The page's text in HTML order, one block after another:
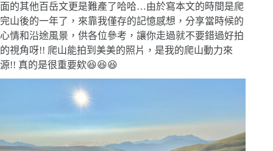
面的其他百岳文更是難產了哈哈…由於寫本文的時間是爬
完山後的一年了，來靠我僅存的記憶感想，分享當時候的
心情和沿途風景，供各位參考，讓你走過就不要錯過好拍
的視角呀!! 爬山能拍到美美的照片，是我的爬山動力來
源!! 真的是很重要欸😆😆😆